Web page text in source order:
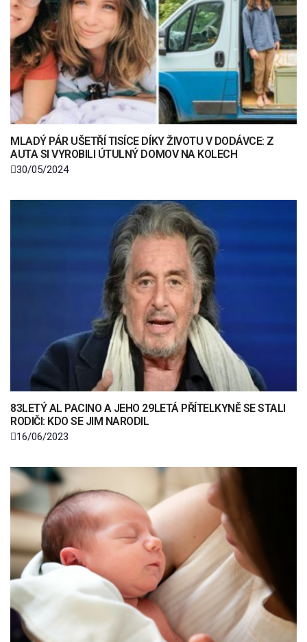
MLADÝ PÁR UŠETŘÍ TISÍCE DÍKY ŽIVOTU V DODÁVCE: Z
AUTA SI VYROBILI ÚTULNÝ DOMOV NA KOLECH
30/05/2024
83LETÝ AL PACINO A JEHO 29LETÁ PŘÍTELKYNĚ SE STALI
RODIČI: KDO SE JIM NARODIL
16/06/2023